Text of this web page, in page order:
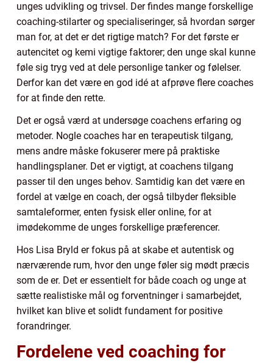
unges udvikling og trivsel. Der findes mange forskellige
coaching-stilarter og specialiseringer, så hvordan sørger
man for, at det er det rigtige match? For det første er
autencitet og kemi vigtige faktorer; den unge skal kunne
føle sig tryg ved at dele personlige tanker og følelser.
Derfor kan det være en god idé at afprøve flere coaches
for at finde den rette.
Det er også værd at undersøge coachens erfaring og
metoder. Nogle coaches har en terapeutisk tilgang,
mens andre måske fokuserer mere på praktiske
handlingsplaner. Det er vigtigt, at coachens tilgang
passer til den unges behov. Samtidig kan det være en
fordel at vælge en coach, der også tilbyder fleksible
samtaleformer, enten fysisk eller online, for at
imødekomme de unges forskellige præferencer.
Hos Lisa Bryld er fokus på at skabe et autentisk og
nærværende rum, hvor den unge føler sig mødt præcis
som de er. Det er essentielt for både coach og unge at
sætte realistiske mål og forventninger i samarbejdet,
hvilket kan blive et solidt fundament for positive
forandringer.
Fordelene ved coaching for